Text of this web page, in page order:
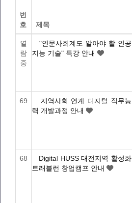
번
호
제목
열
람
중
"인문사회계도 알아야 할 인공
지능 기술" 특강 안내
69
지역사회 연계 디지털 직무능
력 개발과정 안내
68
Digital HUSS 대전지역 활성화
트래블런 창업캠프 안내